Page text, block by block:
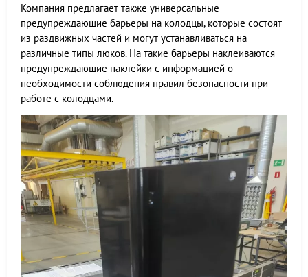
Компания предлагает также универсальные
предупреждающие барьеры на колодцы, которые состоят
из раздвижных частей и могут устанавливаться на
различные типы люков. На такие барьеры наклеиваются
предупреждающие наклейки с информацией о
необходимости соблюдения правил безопасности при
работе с колодцами.